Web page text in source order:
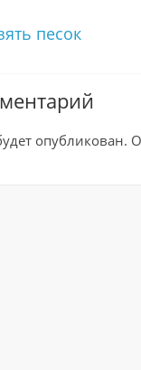
песок
опубликован.